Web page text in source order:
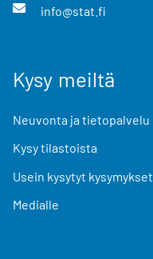
info@stat.fi
Kysy meiltä
Neuvonta ja tietopalvelu
Kysy tilastoista
Usein kysytyt kysymykset
Medialle